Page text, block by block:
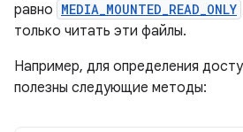
равно MEDIA_MOUNTED_READ_ONLY
только читать эти файлы.
Например, для определения
полезны следующие методы: